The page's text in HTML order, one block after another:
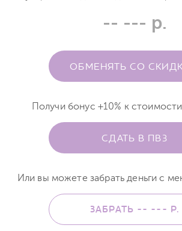
-- --- р.
ОБМЕНЯТЬ СО
Получи бонус +10% к
СДАТЬ В ПВЗ
Или вы можете забрать деньги с
ЗАБРАТЬ -- --- Р.